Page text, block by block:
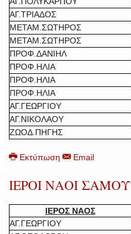
ΑΓ.ΤΡΙΑΔΟΣ
ΜΕΤΑΜ.ΣΩΤΗΡΟΣ
ΜΕΤΑΜ.ΣΩΤΗΡΟΣ
ΠΡΟΦ.ΔΑΝΙΗΛ
ΠΡΟΦ.ΗΛΙΑ
ΠΡΟΦ.ΗΛΙΑ
ΠΡΟΦ.ΗΛΙΑ
ΑΓ.ΓΕΩΡΓΙΟΥ
ΑΓ.ΝΙΚΟΛΑΟΥ
ΖΩΟΔ.ΠΗΓΗΣ
Εκτύπωση Email
ΙΕΡΟΙ ΝΑΟΙ ΣΑΜΟΥ
ΙΕΡΟΣ ΝΑΟΣ
ΑΓ.ΓΕΩΡΓΙΟΥ